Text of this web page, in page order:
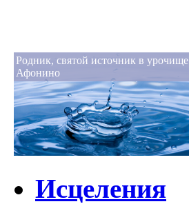
Родник, святой источник в урочище
Афонино
Исцеления